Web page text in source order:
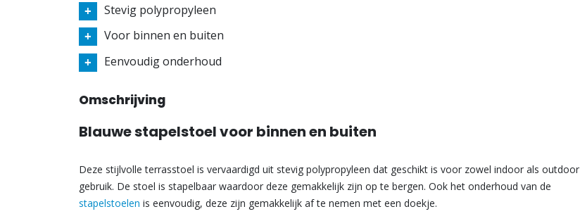
Stevig polypropyleen
Voor binnen en buiten
Eenvoudig onderhoud
Omschrijving
Blauwe stapelstoel voor binnen en buiten
Deze stijlvolle terrasstoel is vervaardigd uit stevig polypropyleen dat geschikt is voor zowel indoor als outdoor
gebruik. De stoel is stapelbaar waardoor deze gemakkelijk zijn op te bergen. Ook het onderhoud van de
stapelstoelen is eenvoudig, deze zijn gemakkelijk af te nemen met een doekje.